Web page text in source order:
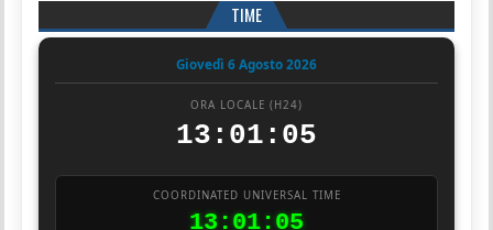
TIME
Giovedì 6 Agosto 2026
ORA LOCALE (H24)
13:01:05
COORDINATED UNIVERSAL TIME
13:01:05